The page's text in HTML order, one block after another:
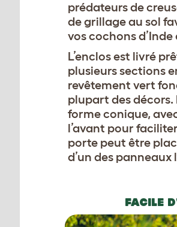
prédateurs de
de grillage au sol
vos cochons d’Inde
L’enclos est livré
plusieurs sections
revêtement vert
plupart des décors.
forme conique,
l’avant pour
porte peut être
d’un des panneaux
FACILE